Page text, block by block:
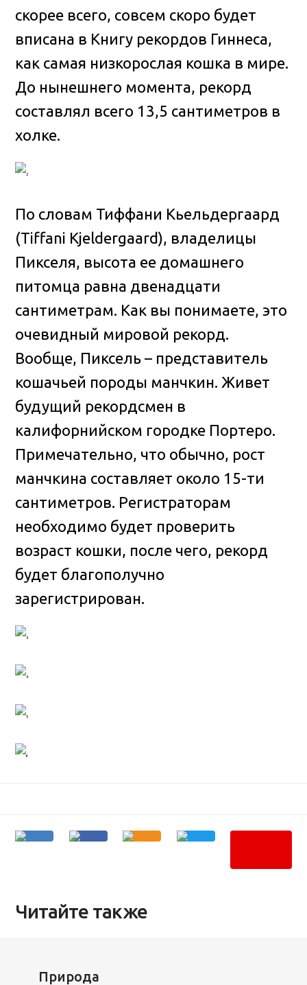
скорее всего, совсем скоро будет
вписана в Книгу рекордов Гиннеса,
как самая низкорослая кошка в мире.
До нынешнего момента, рекорд
составлял всего 13,5 сантиметров в
холке.
По словам Тиффани Кьельдергаард
(Tiffani Kjeldergaard), владелицы
Пикселя, высота ее домашнего
питомца равна двенадцати
сантиметрам. Как вы понимаете, это
очевидный мировой рекорд.
Вообще, Пиксель – представитель
кошачьей породы манчкин. Живет
будущий рекордсмен в
калифорнийском городке Портеро.
Примечательно, что обычно, рост
манчкина составляет около 15-ти
сантиметров. Регистраторам
необходимо будет проверить
возраст кошки, после чего, рекорд
будет благополучно
зарегистрирован.
Читайте также
Природа